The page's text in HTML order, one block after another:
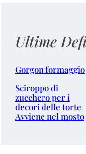
Ultime
Gorgon formaggio
Sciroppo di
zucchero per i
decori delle torte
Avviene nel mosto